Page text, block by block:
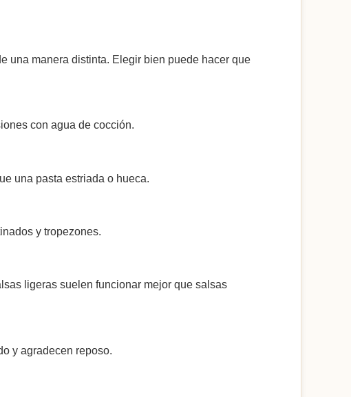
una manera distinta. Elegir bien puede hacer que
con agua de cocción.
una pasta estriada o hueca.
y tropezones.
ligeras suelen funcionar mejor que salsas
y agradecen reposo.